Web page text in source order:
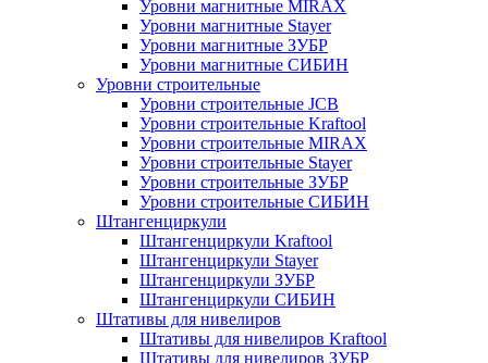
Уровни магнитные MIRAX
Уровни магнитные Stayer
Уровни магнитные ЗУБР
Уровни магнитные СИБИН
Уровни строительные
Уровни строительные JCB
Уровни строительные Kraftool
Уровни строительные MIRAX
Уровни строительные Stayer
Уровни строительные ЗУБР
Уровни строительные СИБИН
Штангенциркули
Штангенциркули Kraftool
Штангенциркули Stayer
Штангенциркули ЗУБР
Штангенциркули СИБИН
Штативы для нивелиров
Штативы для нивелиров Kraftool
Штативы для нивелиров ЗУБР